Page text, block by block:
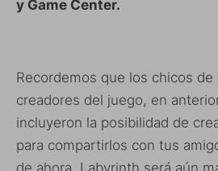
y Game Center.
Recordemos que los chicos de
creadores del juego, en
incluyeron la posibilidad de
para compartirlos con tus
de ahora, Labyrinth será aún